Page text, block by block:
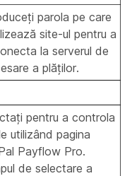
parola pe care
site-ul pentru a
la serverul de
a plăților.
pentru a controla
utilizând pagina
Payflow Pro.
de selectare a